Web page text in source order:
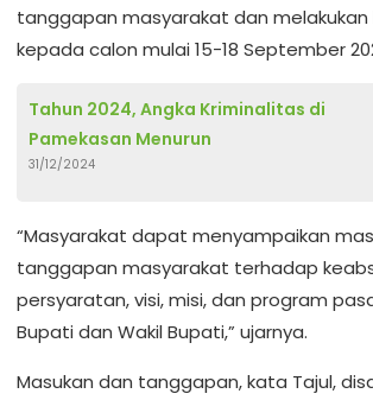
tanggapan masyarakat dan melakukan
kepada calon mulai 15-18 September
Tahun 2024, Angka Kriminalitas di
Pamekasan Menurun
31/12/2024
“Masyarakat dapat menyampaikan
tanggapan masyarakat terhadap
persyaratan, visi, misi, dan program
Bupati dan Wakil Bupati,” ujarnya.
Masukan dan tanggapan, kata Tajul,